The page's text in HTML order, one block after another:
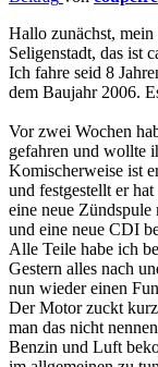
Hallo zunächst,
Seligenstadt, das ist
Ich fahre seid 8
dem Baujahr 2006.
Vor zwei Wochen
gefahren und wollte
Komischerweise ist
und festgestellt er
eine neue Zündspule
und eine neue CDI
Alle Teile habe ich
Gestern alles nach
nun wieder einen
Der Motor zuckt
man das nicht
Benzin und Luft